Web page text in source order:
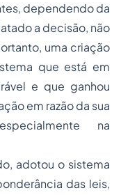
dependendo da
a decisão, não
uma criação
que está em
e que ganhou
em razão da sua
na
adotou o sistema
das leis,